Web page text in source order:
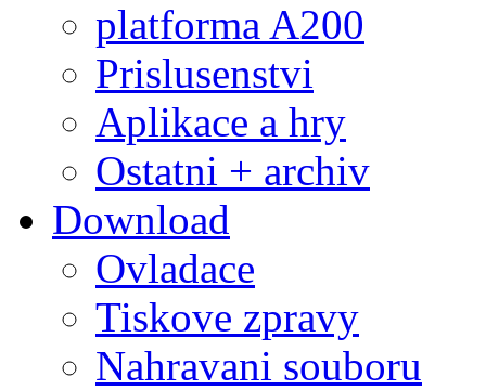
platforma A200
Prislusenstvi
Aplikace a hry
Ostatni + archiv
Download
Ovladace
Tiskove zpravy
Nahravani souboru